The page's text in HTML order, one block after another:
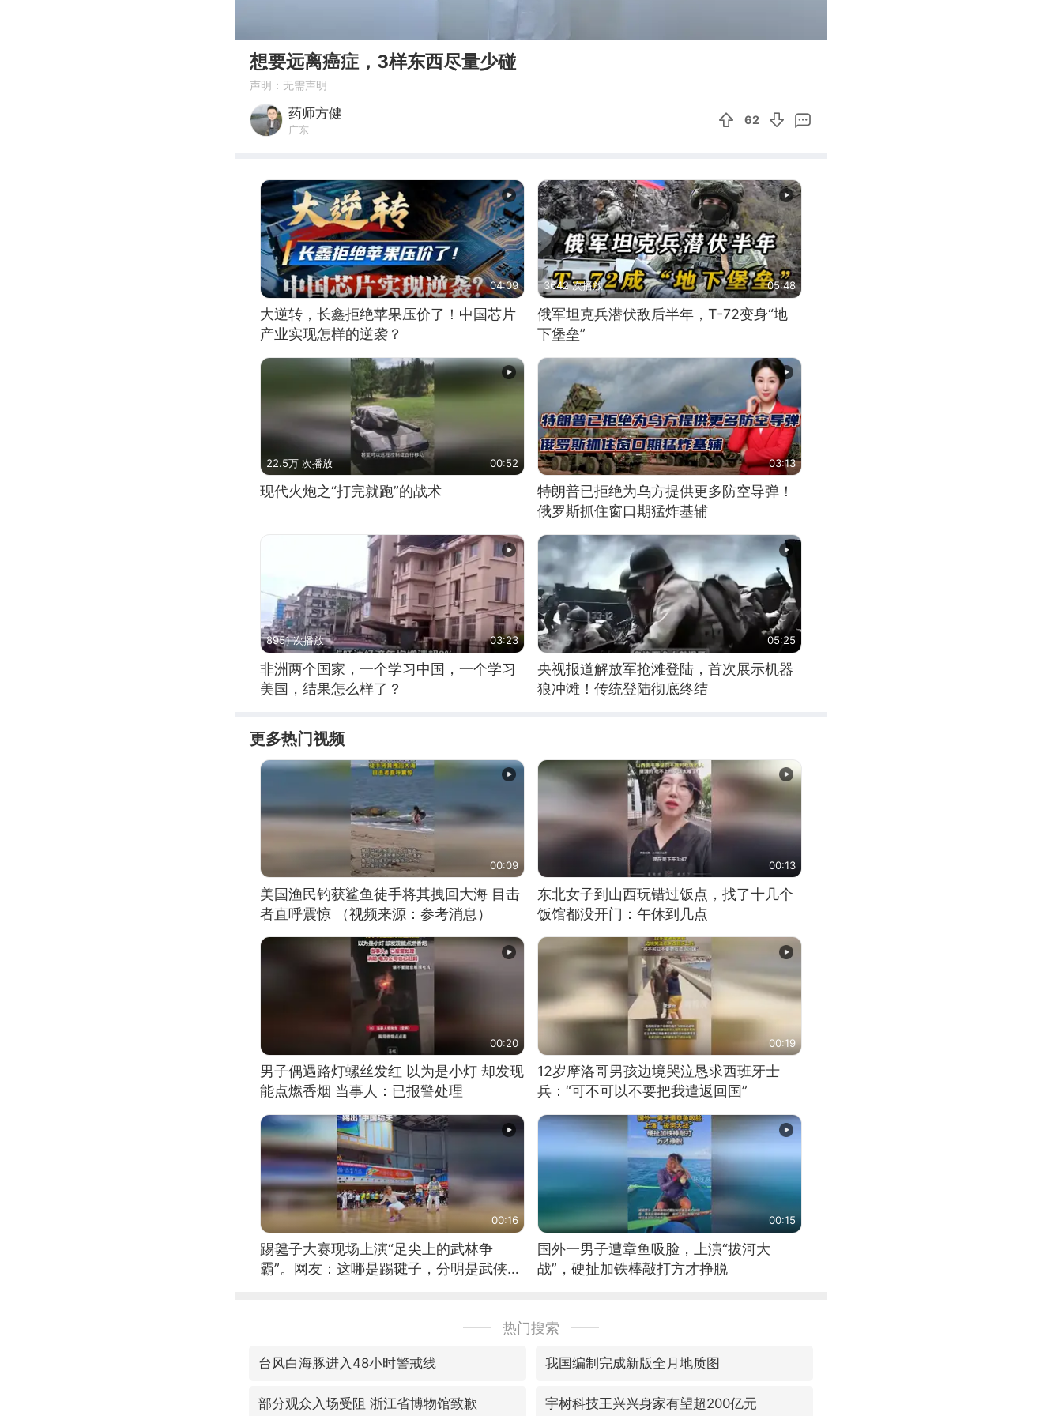
想要远离癌症，3样东西尽量少碰
声明：无需声明
药师方健
广东
62
04:09
大逆转，长鑫拒绝苹果压价了！中国芯片
产业实现怎样的逆袭？
3642 次播放 05:48
俄军坦克兵潜伏敌后半年，T-72变身“地
下堡垒”
22.5万 次播放 00:52
现代火炮之“打完就跑”的战术
03:13
特朗普已拒绝为乌方提供更多防空导弹！
俄罗斯抓住窗口期猛炸基辅
8951 次播放 03:23
非洲两个国家，一个学习中国，一个学习
美国，结果怎么样了？
05:25
央视报道解放军抢滩登陆，首次展示机器
狼冲滩！传统登陆彻底终结
更多热门视频
00:09
美国渔民钓获鲨鱼徒手将其拽回大海 目击
者直呼震惊 （视频来源：参考消息）
00:13
东北女子到山西玩错过饭点，找了十几个
饭馆都没开门：午休到几点
00:20
男子偶遇路灯螺丝发红 以为是小灯 却发现
能点燃香烟 当事人：已报警处理
00:19
12岁摩洛哥男孩边境哭泣恳求西班牙士
兵：“可不可以不要把我遣返回国”
00:16
踢毽子大赛现场上演“足尖上的武林争
霸”。网友：这哪是踢毽子，分明是武侠片
00:15
国外一男子遭章鱼吸脸，上演“拔河大
战”，硬扯加铁棒敲打方才挣脱
热门搜索
台风白海豚进入48小时警戒线 我国编制完成新版全月地质图
部分观众入场受阻 浙江省博物馆致歉 宇树科技王兴兴身家有望超200亿元